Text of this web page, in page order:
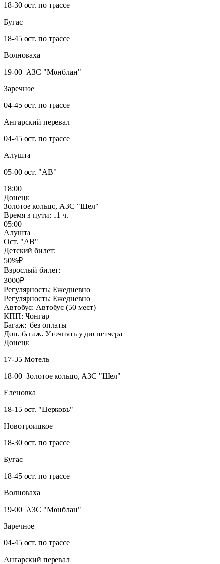
18-30 ост. по трассе
Бугас
18-45 ост. по трассе
Волноваха
19-00 АЗС "Монблан"
Заречное
04-45 ост. по трассе
Ангарский перевал
04-45 ост. по трассе
Алушта
05-00 ост. "АВ"
18:00
Донецк
Золотое кольцо, АЗС "Шел"
Время в пути: 11 ч.
05:00
Алушта
Ост. "АВ"
Детский билет:
50%₽
Взрослый билет:
3000₽
Регулярность: Ежедневно
Регулярность: Ежедневно
Автобус: Автобус (50 мест)
КПП: Чонгар
Багаж: без оплаты
Доп. багаж: Уточнять у диспетчера
Донецк
17-35 Мотель
18-00 Золотое кольцо, АЗС "Шел"
Еленовка
18-15 ост. "Церковь"
Новотроицкое
18-30 ост. по трассе
Бугас
18-45 ост. по трассе
Волноваха
19-00 АЗС "Монблан"
Заречное
04-45 ост. по трассе
Ангарский перевал